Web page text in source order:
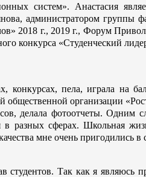
систем». Анастасия
администратором группы
2018 г., 2019 г., Форум
конкурса «Студенческий
пела, играла на
организации
делала фотоотчеты. Одним
в разных сферах. Школьная
мне очень пригодились в
Так как я являюсь